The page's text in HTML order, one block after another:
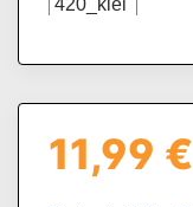
Regulärer Preis:
11,99 €